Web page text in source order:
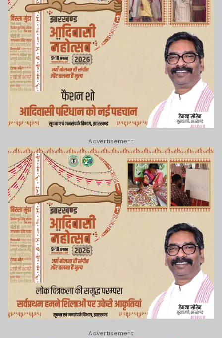
Advertisement
Advertisement